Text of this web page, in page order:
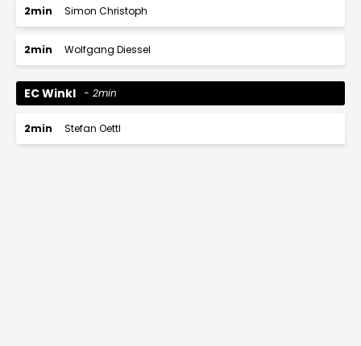
2min Simon Christoph
2min Wolfgang Diessel
EC Winkl 2min
2min Stefan Oettl